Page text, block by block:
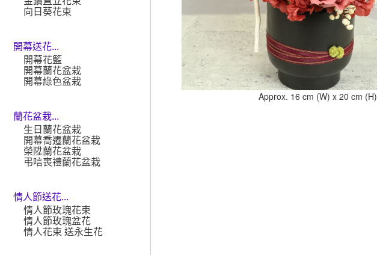
向日葵花束
開幕送花...
開幕花籃
開幕蘭花盆栽
開幕綠色盆栽
蘭花盆栽...
生日蘭花盆栽
開幕喬遷蘭花盆栽
榮陞蘭花盆栽
弔唁喪禮蘭花盆栽
情人節送花...
情人節玫瑰花束
情人節玫瑰盆花
情人花束 送永生花
Approx. 16 cm (W) x 20 cm (H)